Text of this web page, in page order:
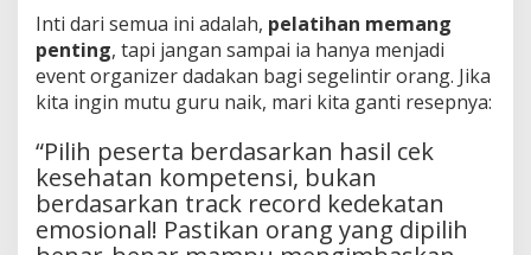
Inti dari semua ini adalah, pelatihan memang
penting, tapi jangan sampai ia hanya menjadi
event organizer dadakan bagi segelintir orang. Jika
kita ingin mutu guru naik, mari kita ganti resepnya:
“Pilih peserta berdasarkan hasil cek
kesehatan kompetensi, bukan
berdasarkan track record kedekatan
emosional! Pastikan orang yang dipilih